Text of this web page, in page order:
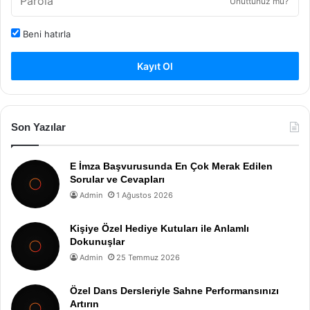
Beni hatırla
Kayıt Ol
Son Yazılar
E İmza Başvurusunda En Çok Merak Edilen
Sorular ve Cevapları
Admin 1 Ağustos 2026
Kişiye Özel Hediye Kutuları ile Anlamlı
Dokunuşlar
Admin 25 Temmuz 2026
Özel Dans Dersleriyle Sahne Performansınızı
Artırın